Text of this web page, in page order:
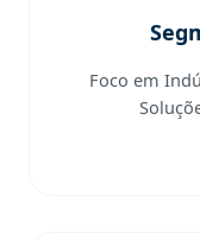
Foco em